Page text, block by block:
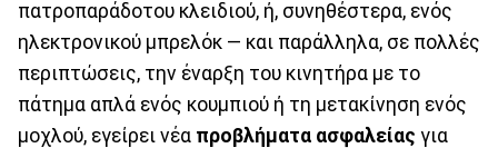
πατροπαράδοτου κλειδιού, ή, συνηθέστερα, ενός
ηλεκτρονικού μπρελόκ — και παράλληλα, σε πολλές
περιπτώσεις, την έναρξη του κινητήρα με το
πάτημα απλά ενός κουμπιού ή τη μετακίνηση ενός
μοχλού, εγείρει νέα προβλήματα ασφαλείας για